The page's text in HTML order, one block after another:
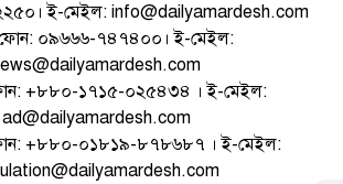
ই-মেইল: info@dailyamardesh.com
ফোন: ০৯৬৬৬-৭৪৭৪০০। ই-মেইল:
+৮৮০-১৭১৫-০২৫৪৩৪ । ই-মেইল:
ad@dailyamardesh.com
+৮৮০-০১৮১৯-৮৭৮৬৮৭ । ই-মেইল: